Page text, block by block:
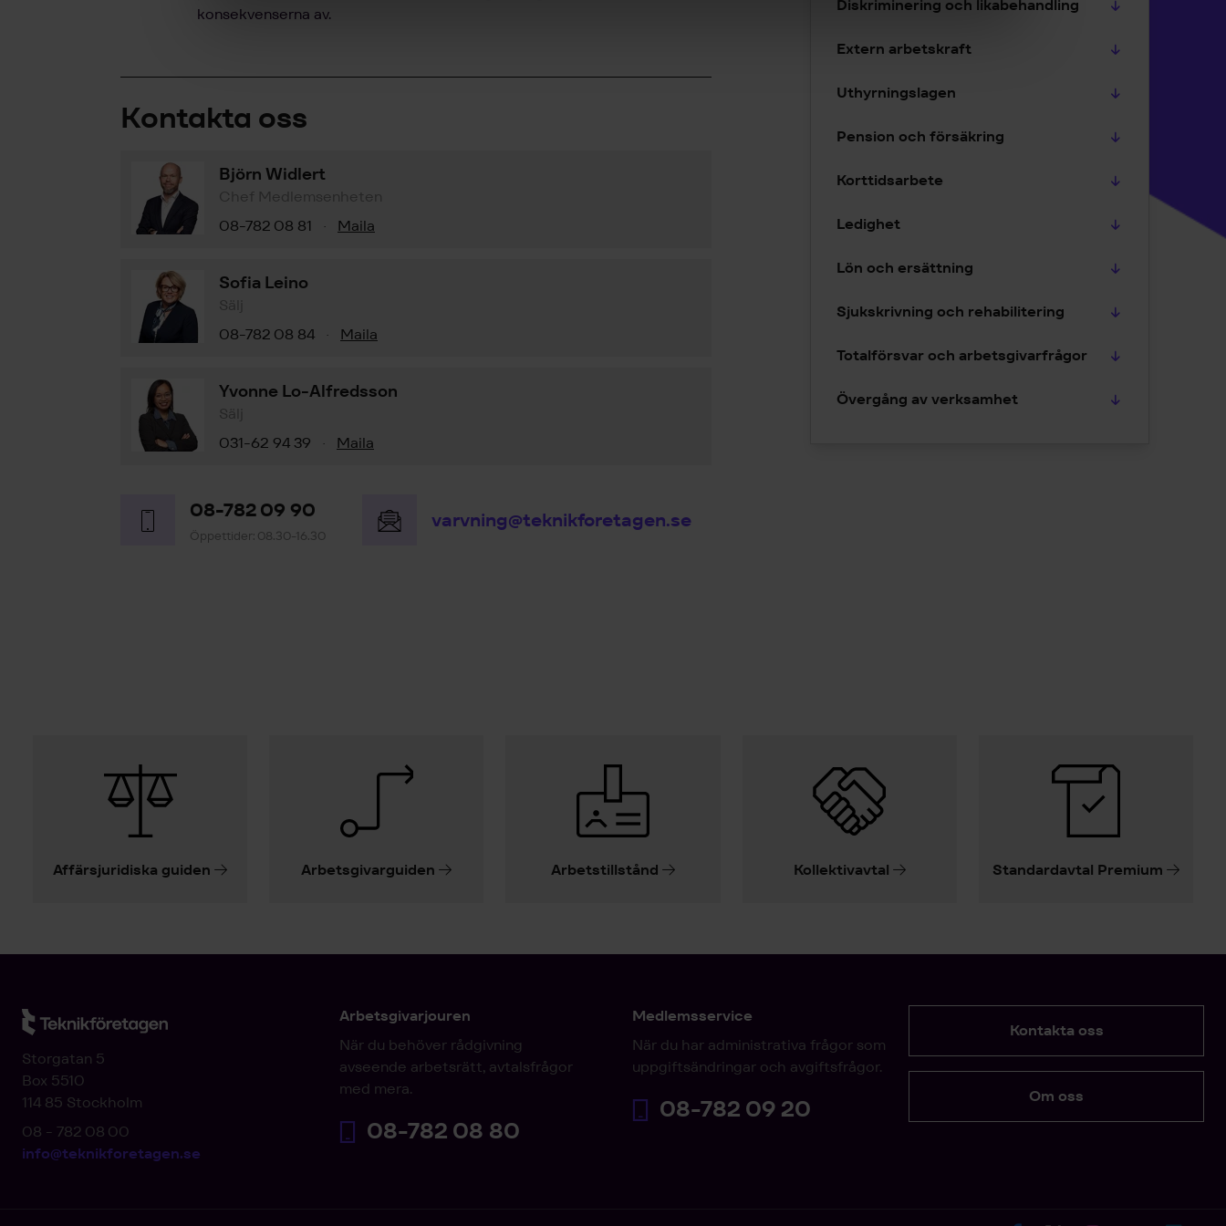
konsekvenserna av.
Kontakta oss
Björn Widlert
Chef Medlemsenheten
08-782 08 81
· Maila
Sofia Leino
Sälj
08-782 08 84
· Maila
Yvonne Lo-Alfredsson
Sälj
031-62 94 39
· Maila
08-782 09 90
Öppettider: 08.30-16.30
varvning@teknikforetagen.se
Diskriminering och likabehandling
Extern arbetskraft
Uthyrningslagen
Pension och försäkring
Korttidsarbete
Ledighet
Lön och ersättning
Sjukskrivning och rehabilitering
Totalförsvar och arbetsgivarfrågor
Övergång av verksamhet
Affärsjuridiska guiden Arbetsgivarguiden Arbetstillstånd Kollektivavtal Standardavtal Premium
Storgatan 5
Box 5510
114 85 Stockholm
08 - 782 08 00
info@teknikforetagen.se
Arbetsgivarjouren
När du behöver rådgivning
avseende arbetsrätt, avtalsfrågor
med mera.
08-782 08 80
Medlemsservice
När du har administrativa frågor som
uppgiftsändringar och avgiftsfrågor.
08-782 09 20
Kontakta oss
Om oss